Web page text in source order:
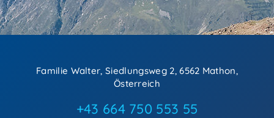
Familie Walter, Siedlungsweg 2, 6562 Mathon,
Österreich
+43 664 750 553 55